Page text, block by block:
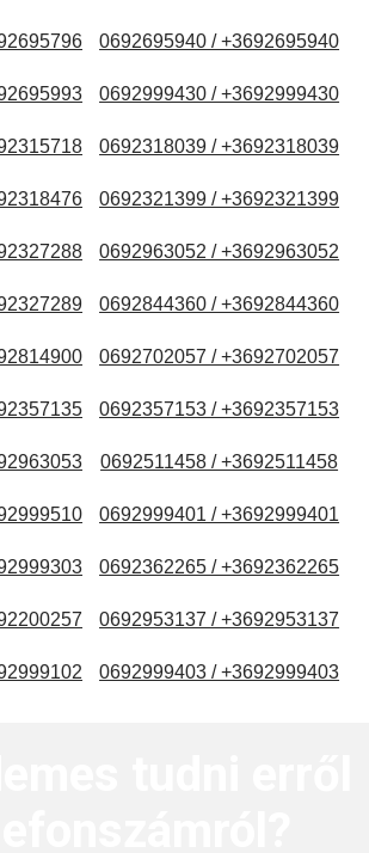
0692695940 / +3692695940
0692999430 / +3692999430
0692318039 / +3692318039
0692321399 / +3692321399
0692963052 / +3692963052
0692844360 / +3692844360
0692702057 / +3692702057
0692357153 / +3692357153
0692511458 / +3692511458
0692999401 / +3692999401
0692362265 / +3692362265
0692953137 / +3692953137
0692999403 / +3692999403